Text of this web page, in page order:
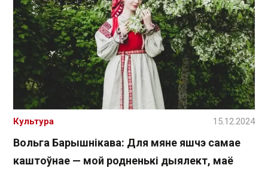
Вольга Барышнікава: Для мяне яшчэ самае
каштоўнае — мой родненькі дыялект, маё
Культура 15.12.2024